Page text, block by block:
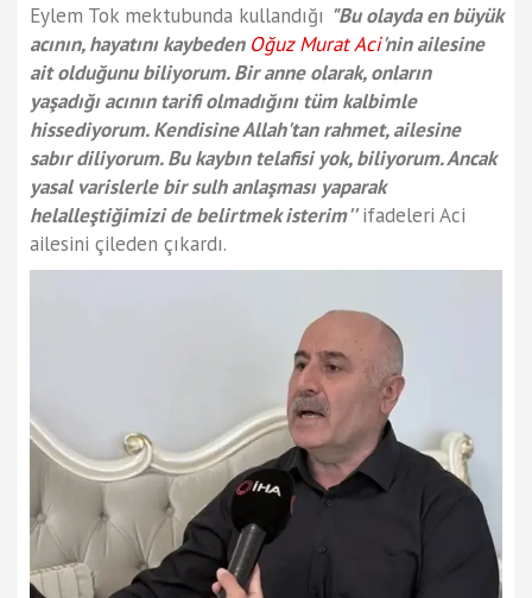
Eylem Tok mektubunda kullandığı "Bu olayda en büyük
acının, hayatını kaybeden Oğuz Murat Aci'nin ailesine
ait olduğunu biliyorum. Bir anne olarak, onların
yaşadığı acının tarifi olmadığını tüm kalbimle
hissediyorum. Kendisine Allah'tan rahmet, ailesine
sabır diliyorum. Bu kaybın telafisi yok, biliyorum. Ancak
yasal varislerle bir sulh anlaşması yaparak
helalleştiğimizi de belirtmek isterim'' ifadeleri Aci
ailesini çileden çıkardı.